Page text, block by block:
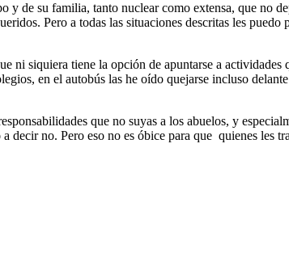
y de su familia, tanto nuclear como extensa, que no
Pero a todas las situaciones descritas les
ni siquiera tiene la opción de apuntarse a
en el autobús las he oído quejarse incluso
que no suyas a los abuelos, y
no. Pero eso no es óbice para que quienes les